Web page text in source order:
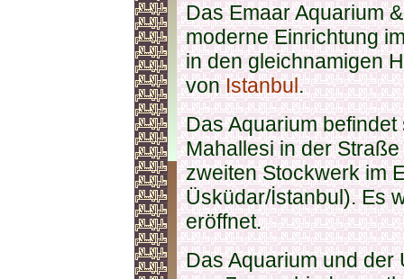
Das Emaar Aquarium
moderne Einrichtung
in den gleichnamigen
vonIstanbul.
Das Aquarium
Mahallesi in der
zweiten Stockwerk im
Üsküdar/İstanbul). Es
eröffnet.
Das Aquarium und